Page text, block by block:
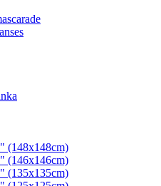
(148x148cm)
(146x146cm)
(135x135cm)